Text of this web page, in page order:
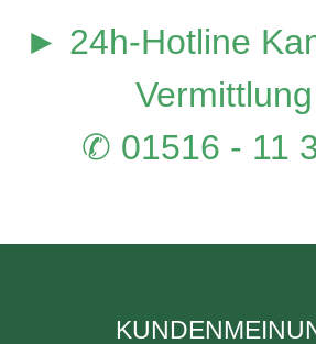
► 24h-Hotline
✆ 01516 - 11